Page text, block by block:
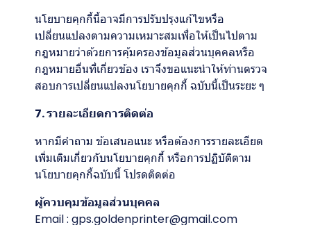
นโยบายคุกกี้นี้อาจมีการปรับปรุงแก้ไขหรือ
เปลี่ยนแปลงตามความเหมาะสมเพื่อให้เป็นไปตาม
กฎหมายว่าด้วยการคุ้มครองข้อมูลส่วนบุคคลหรือ
กฎหมายอื่นที่เกี่ยวข้อง เราจึงขอแนะนำให้ท่านตรวจ
สอบการเปลี่ยนแปลงนโยบายคุกกี้ ฉบับนี้เป็นระยะ ๆ
7. รายละเอียดการติดต่อ
หากมีคำถาม ข้อเสนอแนะ หรือต้องการรายละเอียด
เพิ่มเติมเกี่ยวกับนโยบายคุกกี้ หรือการปฏิบัติตาม
นโยบายคุกกี้ฉบับนี้ โปรดติดต่อ
ผู้ควบคุมข้อมูลส่วนบุคคล
Email : gps.goldenprinter@gmail.com